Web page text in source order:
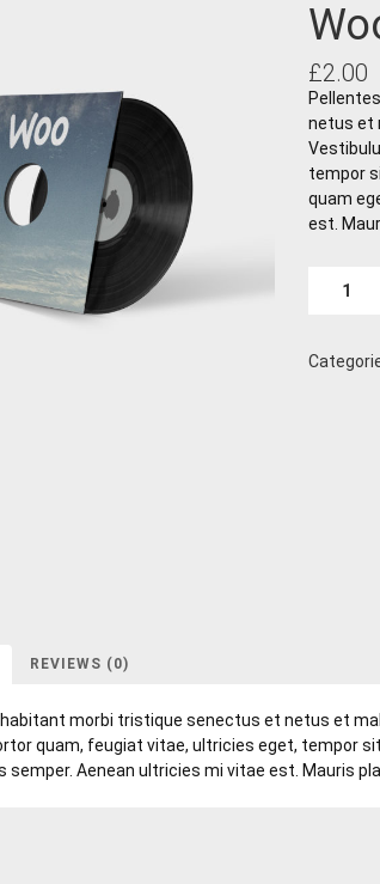
Original
price
was:
£3.00.
£2.00
netus et
tempor
quam
est.
Single
REVIEWS (0)
morbi tristique senectus et netus et
quam, feugiat vitae, ultricies eget, tempor
semper. Aenean ultricies mi vitae est. Mauris